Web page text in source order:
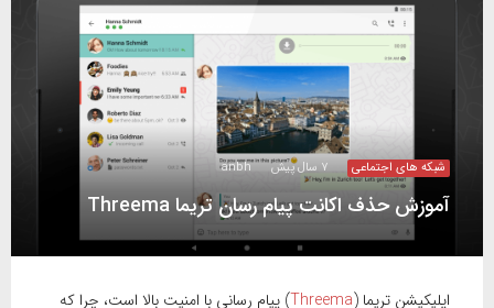
شبکه های اجتماعی ۷ سال پیش anbh
آموزش حذف اکانت پیام رسان تریما Threema
اپلیکیشن تریما (Threema) پیام رسانی با امنیت بالا است، چرا که